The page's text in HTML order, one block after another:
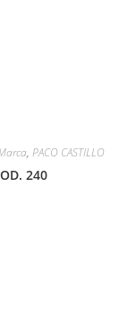
, PACO CASTILLO
240